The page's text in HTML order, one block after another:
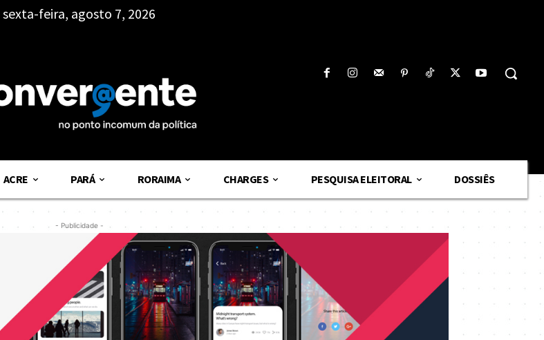
sexta-feira, agosto 7, 2026
ACRE PARÁ RORAIMA CHARGES PESQUISA ELEITORAL DOSSIÊS
- Publicidade -